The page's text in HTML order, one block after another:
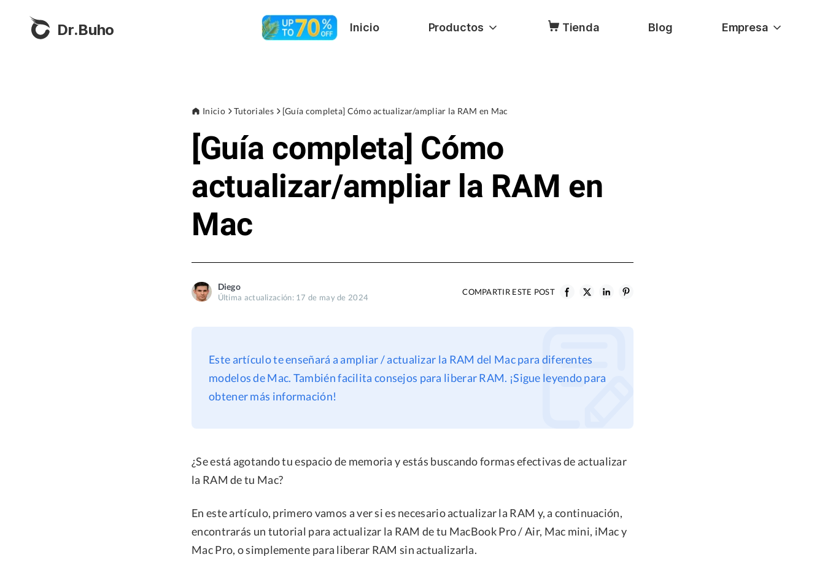
Dr.Buho Inicio Productos Tienda Blog Empresa
Inicio Tutoriales [Guía completa] Cómo actualizar/ampliar la RAM en Mac
[Guía completa] Cómo
actualizar/ampliar la RAM en
Mac
Diego
Última actualización: 17 de may de 2024
COMPARTIR ESTE POST
Este artículo te enseñará a ampliar / actualizar la RAM del Mac para diferentes
modelos de Mac. También facilita consejos para liberar RAM. ¡Sigue leyendo para
obtener más información!
¿Se está agotando tu espacio de memoria y estás buscando formas efectivas de actualizar
la RAM de tu Mac?
En este artículo, primero vamos a ver si es necesario actualizar la RAM y, a continuación,
encontrarás un tutorial para actualizar la RAM de tu MacBook Pro / Air, Mac mini, iMac y
Mac Pro, o simplemente para liberar RAM sin actualizarla.